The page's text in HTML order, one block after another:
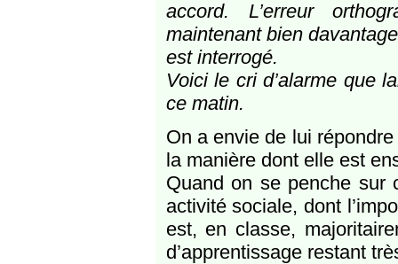
accord. L’erreur
maintenant bien
est interrogé.
Voici le cri d’alarme que
ce matin.
On a envie de lui
la manière dont elle est
Quand on se penche sur
activité sociale, dont
est, en classe,
d’apprentissage restant